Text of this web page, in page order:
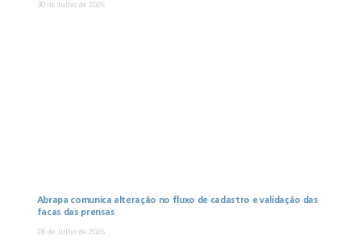
30 de Julho de 2026
Abrapa comunica alteração no fluxo de cadastro e validação das
facas das prensas
28 de Julho de 2026